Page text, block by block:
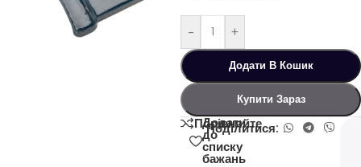
- +
Додати В Кошик
Купити Зараз
Порівняйте
Додати
до
списку
бажань
Поділитися: